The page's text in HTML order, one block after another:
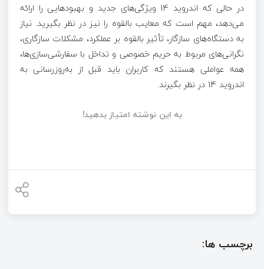
در حالی که اندروید 14 ویژگی‌های جدید و بهبودهایی را ارائه
می‌دهد، مهم است که معایب بالقوه را نیز در نظر بگیرید. نیاز
به دستگاه‌های سازگار، تأثیر بالقوه بر عملکرد، مشکلات سازگاری،
نگرانی‌های مربوط به حریم خصوصی و تداخل با سفارشی‌سازی‌ها،
همه عواملی هستند که کاربران باید قبل از به‌روزرسانی به
اندروید 14 در نظر بگیرند.
به این نوشته امتیاز بدهید!
برچسب ها: